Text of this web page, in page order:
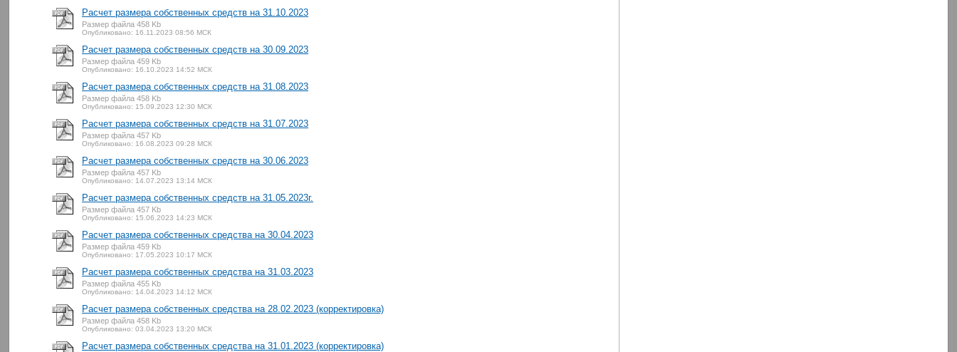
Расчет размера собственных средств на 31.10.2023
Размер файла 458 Kb
Опубликовано: 16.11.2023 08:56 МСК
Расчет размера собственных средств на 30.09.2023
Размер файла 459 Kb
Опубликовано: 16.10.2023 14:52 МСК
Расчет размера собственных средств на 31.08.2023
Размер файла 458 Kb
Опубликовано: 15.09.2023 12:30 МСК
Расчет размера собственных средств на 31.07.2023
Размер файла 457 Kb
Опубликовано: 16.08.2023 09:28 МСК
Расчет размера собственных средств на 30.06.2023
Размер файла 457 Kb
Опубликовано: 14.07.2023 13:14 МСК
Расчет размера собственных средств на 31.05.2023г.
Размер файла 457 Kb
Опубликовано: 15.06.2023 14:23 МСК
Расчет размера собственных средства на 30.04.2023
Размер файла 459 Kb
Опубликовано: 17.05.2023 10:17 МСК
Расчет размера собственных средства на 31.03.2023
Размер файла 455 Kb
Опубликовано: 14.04.2023 14:12 МСК
Расчет размера собственных средства на 28.02.2023 (корректировка)
Размер файла 458 Kb
Опубликовано: 03.04.2023 13:20 МСК
Расчет размера собственных средства на 31.01.2023 (корректировка)